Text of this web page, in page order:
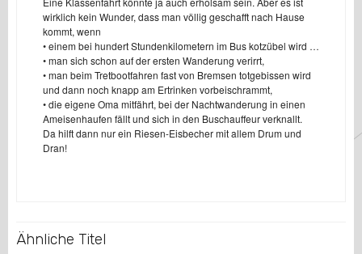
wirklich kein Wunder, dass man völlig geschafft nach Hause
kommt, wenn
• einem bei hundert Stundenkilometern im Bus kotzübel wird …
• man sich schon auf der ersten Wanderung verirrt,
• man beim Tretbootfahren fast von Bremsen totgebissen wird
und dann noch knapp am Ertrinken vorbeischrammt,
• die eigene Oma mitfährt, bei der Nachtwanderung in einen
Ameisenhaufen fällt und sich in den Buschauffeur verknallt.
Da hilft dann nur ein Riesen-Eisbecher mit allem Drum und
Dran!
Ähnliche Titel